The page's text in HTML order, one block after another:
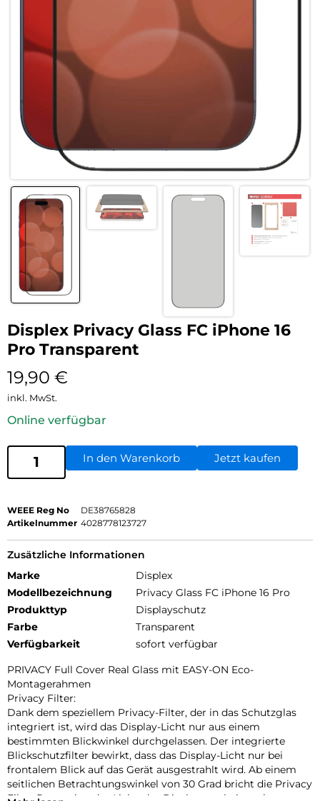
Displex Privacy Glass FC iPhone 16
Pro Transparent
19,90 €
inkl. MwSt.
Online verfügbar
In den Warenkorb Jetzt kaufen
WEEE Reg No
DE38765828
Artikelnummer 4028778123727
Zusätzliche Informationen
Marke
Displex
Modellbezeichnung
Privacy Glass FC iPhone 16 Pro
Produkttyp
Displayschutz
Farbe
Transparent
Verfügbarkeit
sofort verfügbar
PRIVACY Full Cover Real Glass mit EASY-ON Eco-
Montagerahmen
Privacy Filter:
Dank dem speziellem Privacy-Filter, der in das Schutzglas
integriert ist, wird das Display-Licht nur aus einem
bestimmten Blickwinkel durchgelassen. Der integrierte
Blickschutzfilter bewirkt, dass das Display-Licht nur bei
frontalem Blick auf das Gerät ausgestrahlt wird. Ab einem
seitlichen Betrachtungswinkel von 30 Grad bricht die Privacy
Filter Protection das Licht, das Display erscheint schwarz.